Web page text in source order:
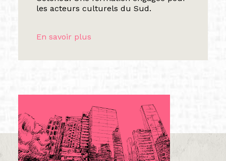
les acteurs culturels du Sud.
En savoir plus